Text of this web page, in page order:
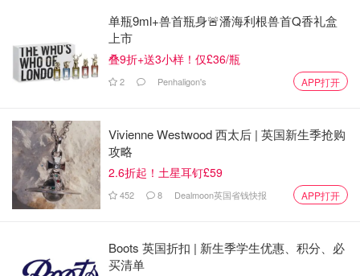
单瓶9ml+兽首瓶身🚨潘海利根兽首Q香礼盒
上市
叠9折+送3小样！仅£36/瓶
2 Penhaligon's APP打开
Vivienne Westwood 西太后 | 英国新生季抢购
攻略
2.6折起！土星耳钉£59
452 8 Dealmoon英国省钱快报 APP打开
Boots 英国折扣 | 新生季学生优惠、积分、必
买清单